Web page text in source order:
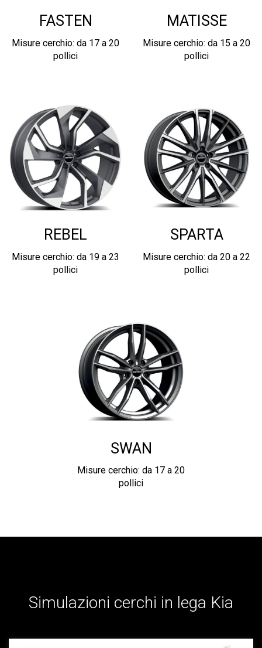
FASTEN
Misure cerchio: da 17 a 20
pollici
MATISSE
Misure cerchio: da 15 a 20
pollici
REBEL
Misure cerchio: da 19 a 23
pollici
SPARTA
Misure cerchio: da 20 a 22
pollici
SWAN
Misure cerchio: da 17 a 20
pollici
Simulazioni cerchi in lega Kia